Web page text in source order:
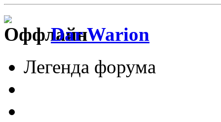
Dar Warion
Легенда форума